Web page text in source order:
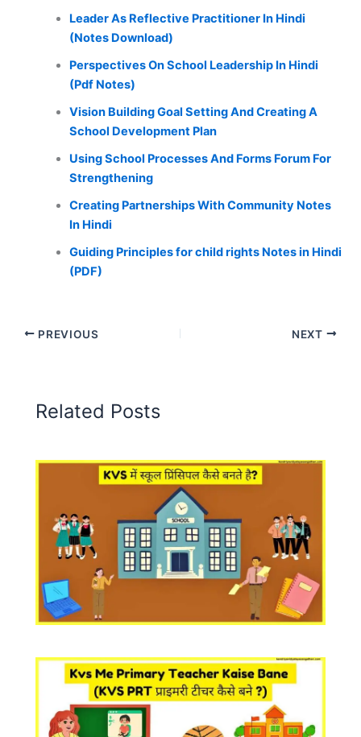
Leader As Reflective Practitioner In Hindi
(Notes Download)
Perspectives On School Leadership In Hindi
(Pdf Notes)
Vision Building Goal Setting And Creating A
School Development Plan
Using School Processes And Forms Forum For
Strengthening
Creating Partnerships With Community Notes
In Hindi
Guiding Principles for child rights Notes in Hindi
(PDF)
PREVIOUS NEXT
Related Posts